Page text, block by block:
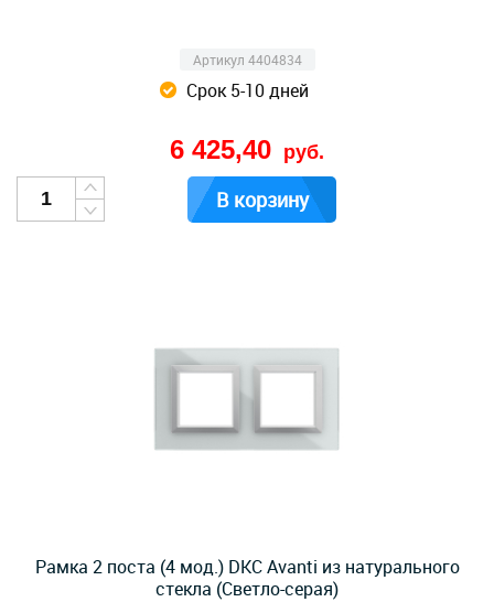
Артикул 4404834
Срок 5-10 дней
6 425,40 руб.
В корзину
Рамка 2 поста (4 мод.) DKC Avanti из натурального
стекла (Светло-серая)